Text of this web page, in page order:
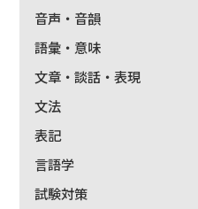
音声・音韻
語彙・意味
文章・談話・表現
文法
表記
言語学
試験対策